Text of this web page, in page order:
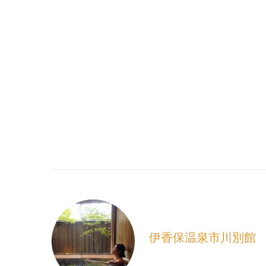
伊香保温泉市川別館